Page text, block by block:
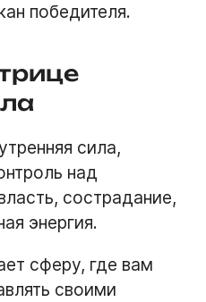
победителя.
сила,
над
сострадание,
энергия.
сферу, где вам
своими